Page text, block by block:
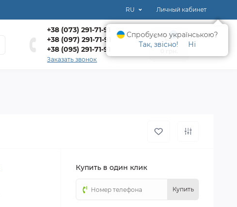
RU Личный кабинет
+38 (073) 291-71-91
+38 (097) 291-71-91
+38 (095) 291-71-91
Заказать звонок
0
Купить в один клик
Купить
Спробуємо українською?
Так, звісно!
Ні